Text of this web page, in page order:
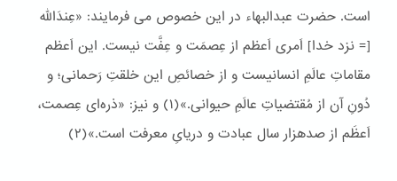
است. حضرت عبدالبهاء در این خصوص می فرمایند: «عِندَاللّه
[= نزد خدا] اَمری اَعظم از عِصمَت و عِفَّت نیست. این اَعظم
مقاماتِ عالَمِ انسانیست و از خصائصِ این خلقتِ رَحمانی؛ و
دُونِ آن از مُقتضیاتِ عالَمِ حیوانی.»(١) و نیز: «ذره‌ای عِصمت،
اَعظَم از صدهزار سال عبادت و دریایِ معرفت است.»(٢)